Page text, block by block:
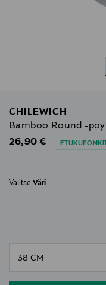
CHILEWICH
Bamboo Round -
Original Price
26,90 €
Valitse Väri